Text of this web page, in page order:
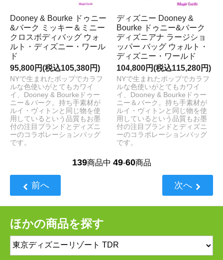
Dooney & Bourke ドゥニー
&バーク ミッキー＆ミニー
クロスボディバッグ ウォ
ルト・ディズニー・ワール
ド
95,800円(税込105,380円)
NYで生まれたポップでカラフ
ルな色使いがとてもカワイ
イ、Dooney & Bourkeドゥー
ニー＆バーク。持ち手素材が
ルイ・ヴィトンと同じ物を使
用しているという品質もお墨
付の注目ブランドとディズニ
ーのコラボレーションバッグ
です。
ディズニー Dooney &
Bourke ドゥニー&バーク
ディズニアナ ラージショ
ッパー バッグ ウォルト・
ディズニー・ワールド
104,800円(税込115,280円)
NYで生まれたポップでカラフ
ルな色使いがとてもカワイ
イ、Dooney & Bourkeドゥー
ニー＆バーク。持ち手素材が
ルイ・ヴィトンと同じ物を使
用しているという品質もお墨
付の注目ブランドとディズニ
ーのコラボレーションバッグ
です。
139商品中 49-60商品
前へ 次へ
ほかの商品を探す